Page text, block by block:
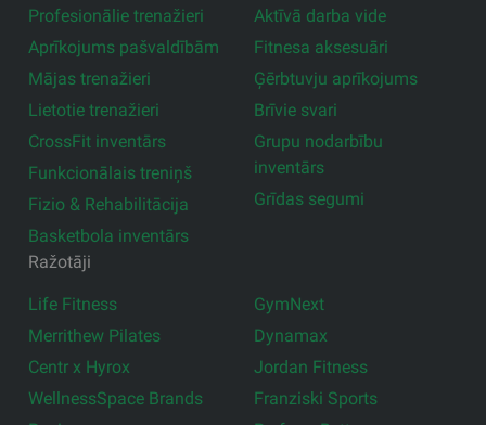
Profesionālie trenažieri
Aprīkojums pašvaldībām
Mājas trenažieri
Lietotie trenažieri
CrossFit inventārs
Funkcionālais treniņš
Fizio & Rehabilitācija
Basketbola inventārs
Aktīvā darba vide
Fitnesa aksesuāri
Ģērbtuvju aprīkojums
Brīvie svari
Grupu nodarbību
inventārs
Grīdas segumi
Ražotāji
Life Fitness
Merrithew Pilates
Centr x Hyrox
WellnessSpace Brands
GymNext
Dynamax
Jordan Fitness
Franziski Sports